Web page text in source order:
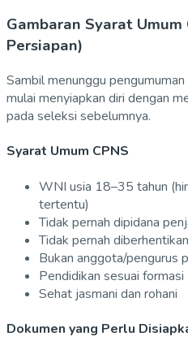
Gambaran Syarat Umum
Persiapan)
Sambil menunggu
mulai menyiapkan diri dengan
pada seleksi sebelumnya.
Syarat Umum CPNS
WNI usia 18–35 tahun
tertentu)
Tidak pernah dipidana
Tidak pernah
Bukan anggota/pengurus
Pendidikan sesuai formasi
Sehat jasmani dan rohani
Dokumen yang Perlu